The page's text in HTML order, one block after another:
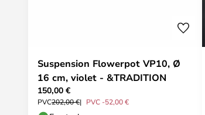
Suspension Flowerpot VP10, Ø
16 cm, violet - &TRADITION
150,00 €
PVC202,00 € PVC -52,00 €